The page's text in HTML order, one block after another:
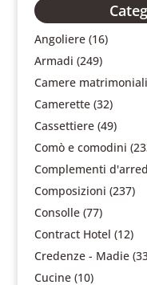
Angoliere (16)
Armadi (249)
Camere matrimoniali
Camerette (32)
Cassettiere (49)
Comò e comodini
Complementi
Composizioni (237)
Consolle (77)
Contract Hotel (12)
Credenze - Madie
Cucine (10)